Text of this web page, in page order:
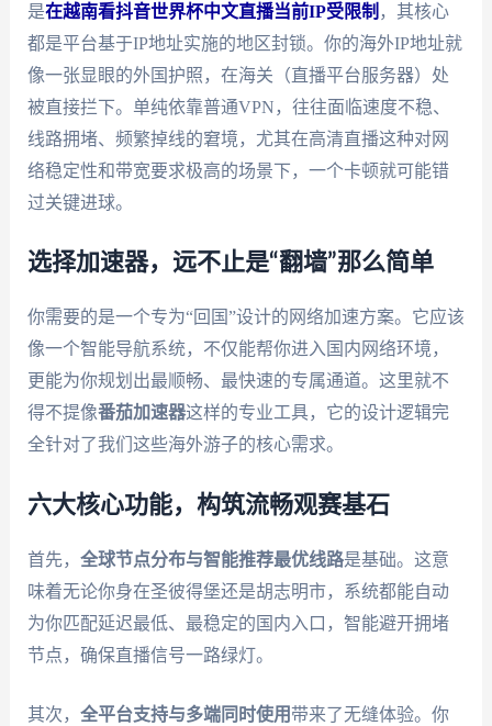
是在越南看抖音世界杯中文直播当前IP受限制 ，其核心
都是平台基于IP地址实施的地区封锁。你的海外IP地址就
像一张显眼的外国护照，在海关（直播平台服务器）处
被直接拦下。单纯依靠普通VPN，往往面临速度不稳、
线路拥堵、频繁掉线的窘境，尤其在高清直播这种对网
络稳定性和带宽要求极高的场景下，一个卡顿就可能错
过关键进球。
选择加速器，远不止是“翻墙”那么简单
你需要的是一个专为“回国”设计的网络加速方案。它应该
像一个智能导航系统，不仅能帮你进入国内网络环境，
更能为你规划出最顺畅、最快速的专属通道。这里就不
得不提像番茄加速器这样的专业工具，它的设计逻辑完
全针对了我们这些海外游子的核心需求。
六大核心功能，构筑流畅观赛基石
首先， 全球节点分布与智能推荐最优线路是基础。这意
味着无论你身在圣彼得堡还是胡志明市，系统都能自动
为你匹配延迟最低、最稳定的国内入口，智能避开拥堵
节点，确保直播信号一路绿灯。
其次， 全平台支持与多端同时使用带来了无缝体验。你